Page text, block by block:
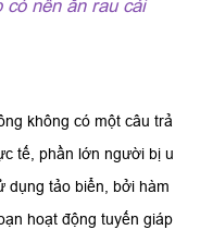
nên ăn rau cải
không có một câu trả
tế, phần lớn người bị u
dụng tảo biển, bởi hàm
hoạt động tuyến giáp